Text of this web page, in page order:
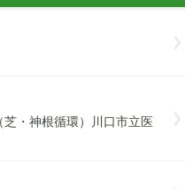
・神根循環）川口市立医